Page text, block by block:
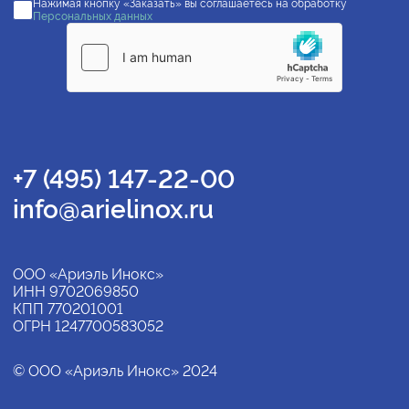
Нажимая кнопку «Заказать» вы соглашаетесь на обработку
Персональных данных
+7 (495) 147-22-00
info@arielinox.ru
ООО «Ариэль Инокс»
ИНН 9702069850
КПП 770201001
ОГРН 1247700583052
© ООО «Ариэль Инокс» 2024